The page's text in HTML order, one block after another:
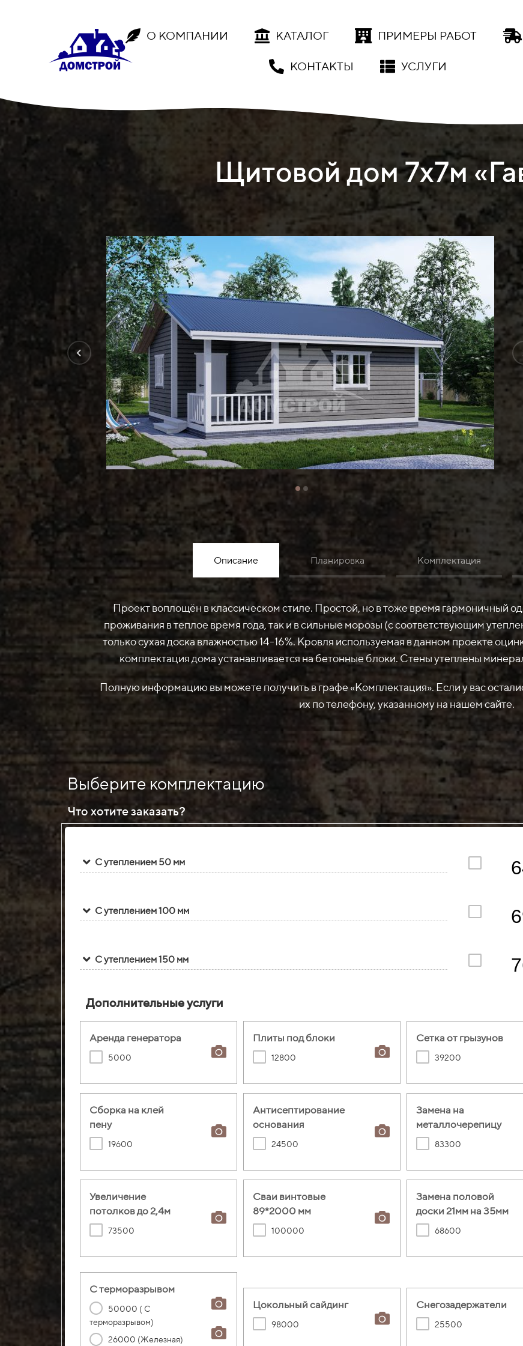
О КОМПАНИИ КАТАЛОГ ПРИМЕРЫ РАБОТ
КОНТАКТЫ УСЛУГИ
Щитовой дом 7х7м
Описание Планировка Комплектация
Проект воплощён в классическом стиле. Простой, но в тоже время гармоничный
проживания в теплое время года, так и в сильные морозы (с соответствующим
только сухая доска влажностью 14-16%. Кровля используемая в данном проекте
комплектация дома устанавливается на бетонные блоки. Стены утеплены
Полную информацию вы можете получить в графе «Комплектация». Если у вас
их по телефону, указанному на нашем сайте.
Выберите комплектацию
Что хотите заказать?
С утеплением 50 мм
С утеплением 100 мм
С утеплением 150 мм
Дополнительные услуги
Аренда генератора
5000
Плиты под блоки
12800
Сетка от грызунов
39200
Сборка на клей
пену
19600
Антисептирование
основания
24500
Замена на
металлочерепицу
83300
Увеличение
потолков до 2,4м
73500
Сваи винтовые
89*2000 мм
100000
Замена половой
доски 21мм на 35мм
68600
С терморазрывом
50000 ( С
терморазрывом)
26000 (Железная)
Цокольный сайдинг
98000
Снегозадержатели
25500